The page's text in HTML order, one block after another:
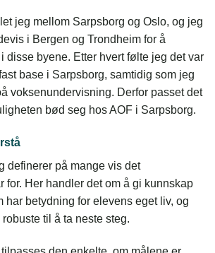
jeg mellom Sarpsborg og Oslo, og jeg
i Bergen og Trondheim for å
disse byene. Etter hvert følte jeg det var
base i Sarpsborg, samtidig som jeg
voksenundervisning. Derfor passet det
bød seg hos AOF i Sarpsborg.
definerer på mange vis det
for. Her handler det om å gi kunnskap
har betydning for elevens eget liv, og
til å ta neste steg.